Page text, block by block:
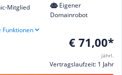
Mitglied
Eigener
Domainrobot
€ 71,00*
jährl.
Vertragslaufzeit: 1 Jahr